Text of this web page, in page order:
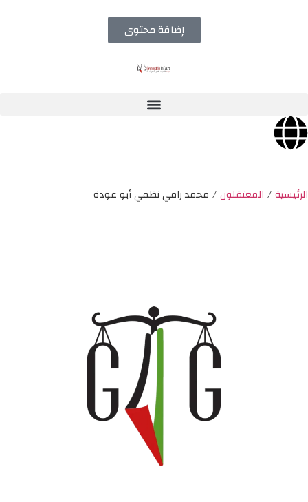
إضافة محتوى
الرئيسية/ المعتقلون/ محمد رامي نظمي أبو عودة